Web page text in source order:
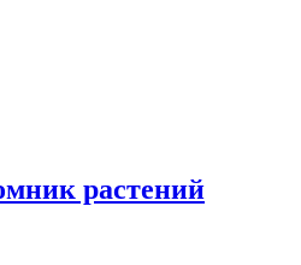
растений